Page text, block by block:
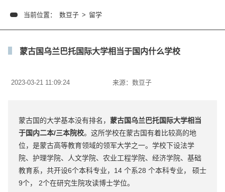
当前位置： 数豆子 > 留学
蒙古国乌兰巴托国际大学相当于国内什么学校
2023-03-21 11:09:24 来源： 数豆子
蒙古国的大学基本没有排名， 蒙古国乌兰巴托国际大学相当
于国内二本/三本院校。这所学校在蒙古国有着比较高的地
位，是蒙古高等教育领域的领军大学之一。学校下设法学
院、护理学院、人文学院、农业工程学院、经济学院、基础
教育系，共开设6个本科专业，14 个系28 个本科专业， 硕士
9个， 2个在研究生院攻读博士学位。